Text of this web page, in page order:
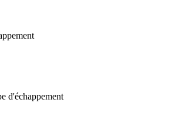
d'échappement